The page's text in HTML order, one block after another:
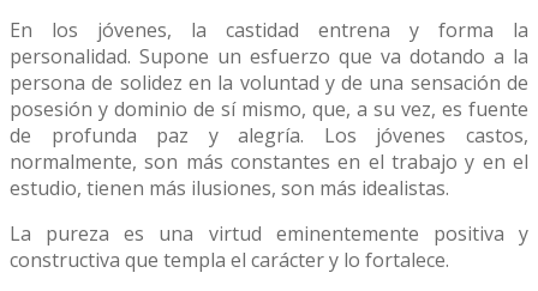
En los jóvenes, la castidad entrena y forma la
personalidad. Supone un esfuerzo que va dotando a la
persona de solidez en la voluntad y de una sensación de
posesión y dominio de sí mismo, que, a su vez, es fuente
de profunda paz y alegría. Los jóvenes castos,
normalmente, son más constantes en el trabajo y en el
estudio, tienen más ilusiones, son más idealistas.
La pureza es una virtud eminentemente positiva y
constructiva que templa el carácter y lo fortalece.